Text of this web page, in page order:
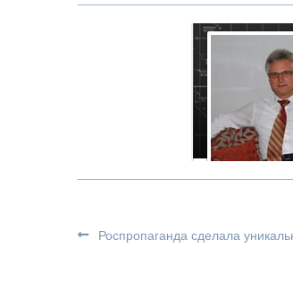
Роспропаганда сделала